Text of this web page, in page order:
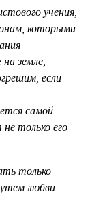
учения,
которыми
земле,
если
самой
только его
только
любви